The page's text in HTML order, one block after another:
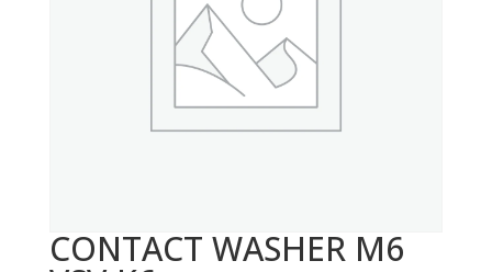
CONTACT WASHER M6